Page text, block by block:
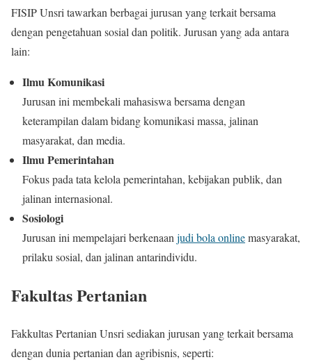
FISIP Unsri tawarkan berbagai jurusan yang terkait bersama
dengan pengetahuan sosial dan politik. Jurusan yang ada antara
lain:
Ilmu Komunikasi
Jurusan ini membekali mahasiswa bersama dengan
keterampilan dalam bidang komunikasi massa, jalinan
masyarakat, dan media.
Ilmu Pemerintahan
Fokus pada tata kelola pemerintahan, kebijakan publik, dan
jalinan internasional.
Sosiologi
Jurusan ini mempelajari berkenaan judi bola onlinemasyarakat,
prilaku sosial, dan jalinan antarindividu.
Fakultas Pertanian
Fakkultas Pertanian Unsri sediakan jurusan yang terkait bersama
dengan dunia pertanian dan agribisnis, seperti: